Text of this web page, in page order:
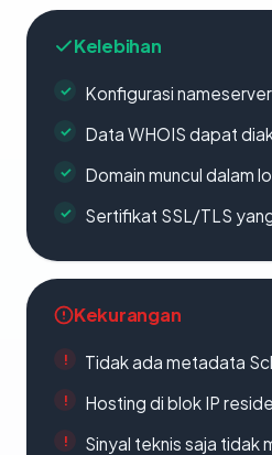
Kelebihan
Konfigurasi
Data WHOIS dapat
Domain muncul dalam
Sertifikat SSL/TLS
Kekurangan
Tidak ada metadata
Hosting di blok IP
Sinyal teknis saja tidak